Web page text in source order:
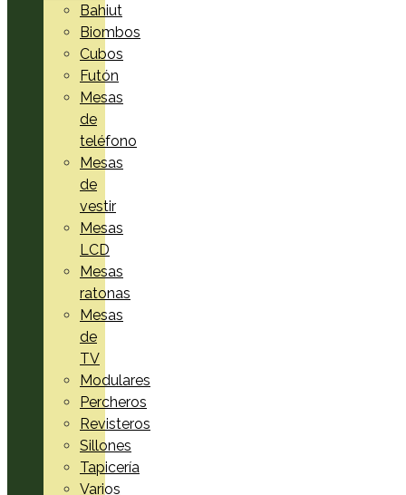
Bahiut
Biombos
Cubos
Futón
Mesas
de
teléfono
Mesas
de
vestir
Mesas
LCD
Mesas
ratonas
Mesas
de
TV
Modulares
Percheros
Revisteros
Sillones
Tapicería
Varios